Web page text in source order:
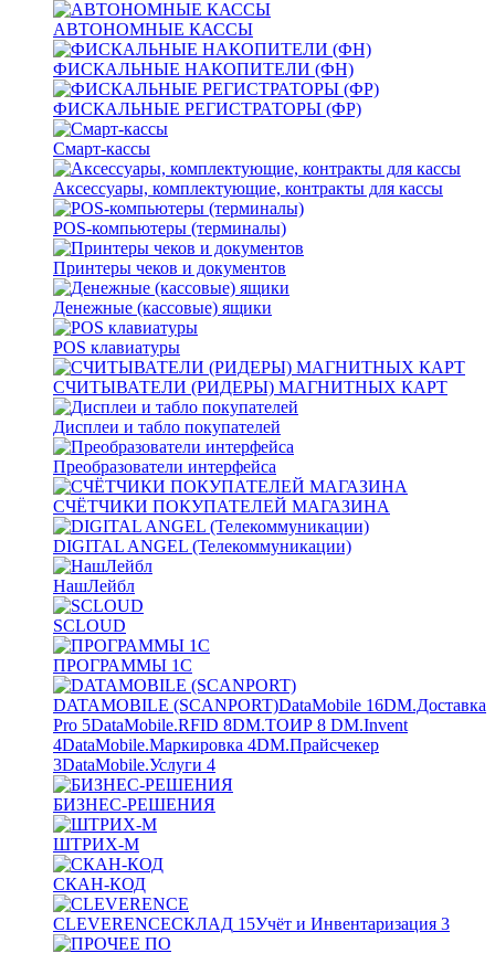
АВТОНОМНЫЕ КАССЫ
ФИСКАЛЬНЫЕ НАКОПИТЕЛИ (ФН)
ФИСКАЛЬНЫЕ РЕГИСТРАТОРЫ (ФР)
Смарт-кассы
Аксессуары, комплектующие, контракты для кассы
POS-компьютеры (терминалы)
Принтеры чеков и документов
Денежные (кассовые) ящики
POS клавиатуры
СЧИТЫВАТЕЛИ (РИДЕРЫ) МАГНИТНЫХ КАРТ
Дисплеи и табло покупателей
Преобразователи интерфейса
СЧЁТЧИКИ ПОКУПАТЕЛЕЙ МАГАЗИНА
DIGITAL ANGEL (Телекоммуникации)
НашЛейбл
SCLOUD
ПРОГРАММЫ 1С
DATAMOBILE (SCANPORT)DataMobile 16DM.Доставка
Pro 5DataMobile.RFID 8DM.ТОИР 8 DM.Invent
4DataMobile.Маркировка 4DM.Прайсчекер
3DataMobile.Услуги 4
БИЗНЕС-РЕШЕНИЯ
ШТРИХ-М
СКАН-КОД
CLEVERENCEСКЛАД 15Учёт и Инвентаризация 3